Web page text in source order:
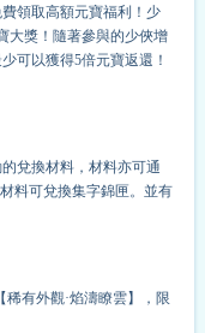
領取高額元寶福利！少
大獎！隨著參與的少俠增
可以獲得5倍元寶返還！
兌換材料，材料亦可通
料可兌換集字錦匣。並有
有外觀·焰濤瞭雲】，限